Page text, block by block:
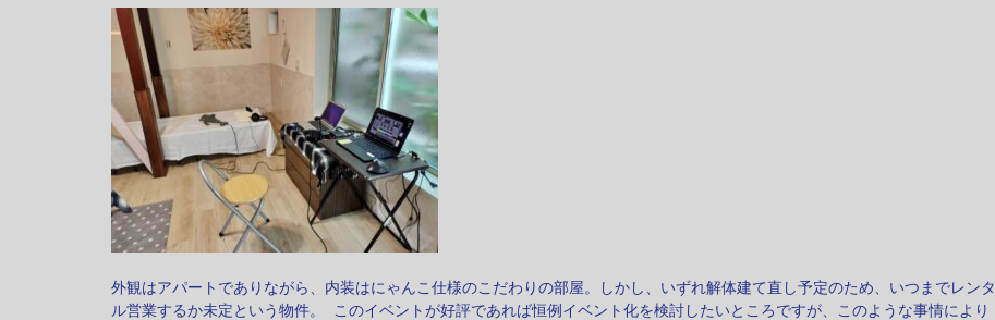
外観はアパートでありながら、内装はにゃんこ仕様のこだわりの部屋。しかし、いずれ解体建て直し予定のため、いつまでレンタ
ル営業するか未定という物件。 このイベントが好評であれば恒例イベント化を検討したいところですが、このような事情により